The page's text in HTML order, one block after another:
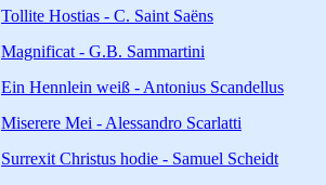
Tollite Hostias - C. Saint Saëns
Magnificat - G.B. Sammartini
Ein Hennlein weiß - Antonius Scandellus
Miserere Mei - Alessandro Scarlatti
Surrexit Christus hodie - Samuel Scheidt